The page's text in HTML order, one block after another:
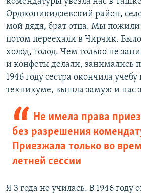
Орджоникидзевский район,
мой дядя, брат отца. Мы пожили
потом переехали в Чирчик.
холод, голод. Чем только не
и конфеты делали, занимались
1946 году сестра окончила
техникуме, вышла замуж и нас
Не имела права
без разрешения
Приезжала только во
летней сессии
Я 3 года не училась. В 1946 году